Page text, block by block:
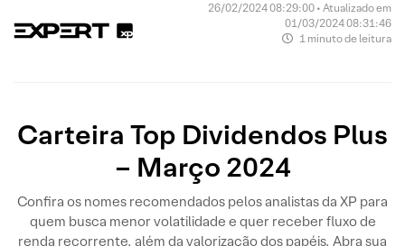
26/02/2024 08:29:00 • Atualizado em
01/03/2024 08:31:46
1 minuto de leitura
Carteira Top Dividendos Plus
– Março 2024
Confira os nomes recomendados pelos analistas da XP para
quem busca menor volatilidade e quer receber fluxo de
renda recorrente, além da valorização dos papéis. Abra sua